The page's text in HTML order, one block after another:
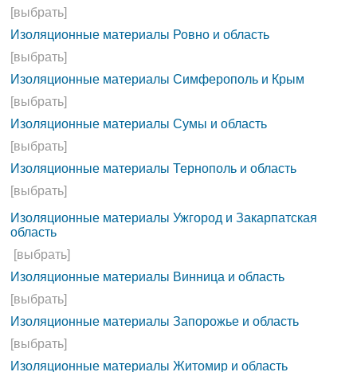
[выбрать]
Изоляционные материалы Ровно и область
[выбрать]
Изоляционные материалы Симферополь и Крым
[выбрать]
Изоляционные материалы Сумы и область
[выбрать]
Изоляционные материалы Тернополь и область
[выбрать]
Изоляционные материалы Ужгород и Закарпатская
область
[выбрать]
Изоляционные материалы Винница и область
[выбрать]
Изоляционные материалы Запорожье и область
[выбрать]
Изоляционные материалы Житомир и область